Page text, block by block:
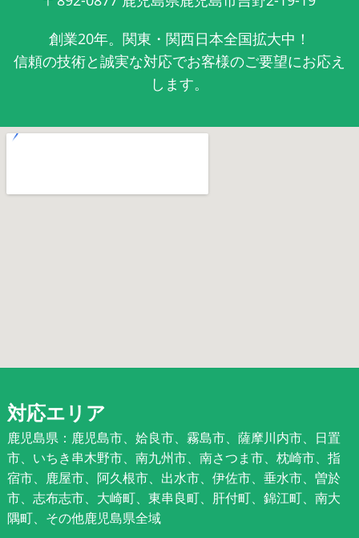
創業20年。関東・関西日本全国拡大中！
信頼の技術と誠実な対応でお客様のご要望にお応え
します。
対応エリア
鹿児島県：鹿児島市、姶良市、霧島市、薩摩川内市、日置
市、いちき串木野市、南九州市、南さつま市、枕崎市、指
宿市、鹿屋市、阿久根市、出水市、伊佐市、垂水市、曽於
市、志布志市、大崎町、東串良町、肝付町、錦江町、南大
隅町、その他鹿児島県全域